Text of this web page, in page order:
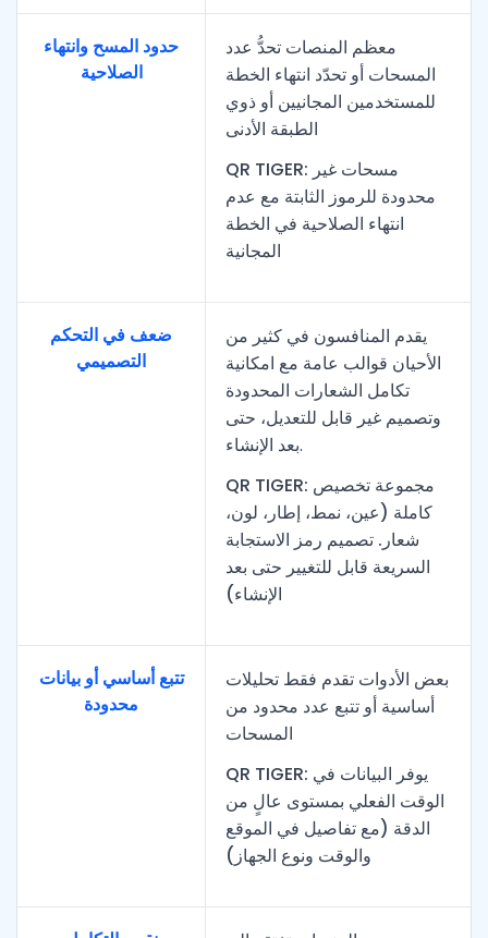
حدود المسح وانتهاء
الصلاحية
معظم المنصات تحدُّ عدد
المسحات أو تحدّد انتهاء الخطة
للمستخدمين المجانيين أو ذوي
الطبقة الأدنى
QR TIGER: مسحات غير
محدودة للرموز الثابتة مع عدم
انتهاء الصلاحية في الخطة
المجانية
ضعف في التحكم
التصميمي
يقدم المنافسون في كثير من
الأحيان قوالب عامة مع امكانية
تكامل الشعارات المحدودة
وتصميم غير قابل للتعديل، حتى
بعد الإنشاء.
QR TIGER: مجموعة تخصيص
كاملة (عين، نمط، إطار، لون،
شعار. تصميم رمز الاستجابة
السريعة قابل للتغيير حتى بعد
الإنشاء)
تتبع أساسي أو بيانات
محدودة
بعض الأدوات تقدم فقط تحليلات
أساسية أو تتبع عدد محدود من
المسحات
QR TIGER: يوفر البيانات في
الوقت الفعلي بمستوى عالٍ من
الدقة (مع تفاصيل في الموقع
والوقت ونوع الجهاز)